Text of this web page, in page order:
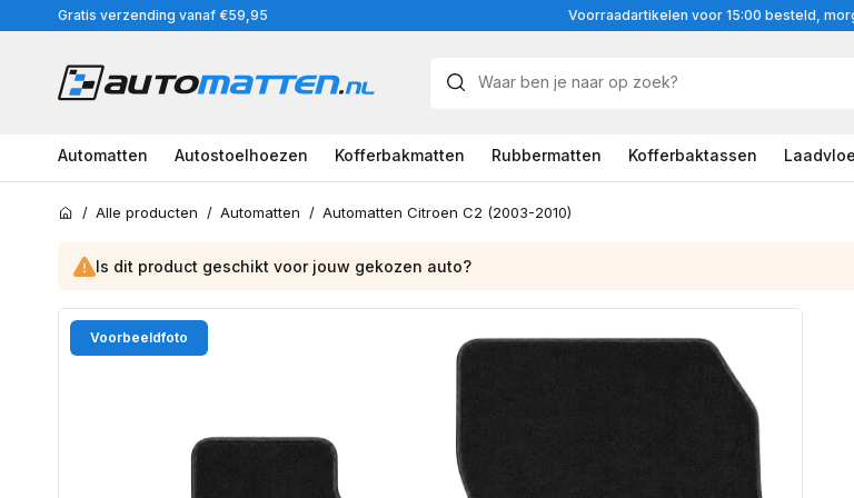
naar
Gratis verzending vanaf €59,95 Voorraadartikelen voor 15:00 besteld,
Automatten Autostoelhoezen Kofferbakmatten Rubbermatten Kofferbaktassen
Home
/ Alle producten / Automatten / Automatten Citroen C2 (2003-2010)
Is dit product geschikt voor jouw gekozen auto?
Ga
directVoorbeeldfoto